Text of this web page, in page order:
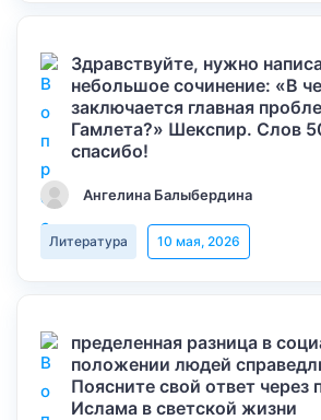
Здравствуйте, нужно
небольшое сочинение: «В
заключается главная
Гамлета?» Шекспир. Слов
спасибо!
Ангелина Балыбердина
Литература 10 мая, 2026
пределенная разница в
положении людей
Поясните свой ответ через
Ислама в светской жизни